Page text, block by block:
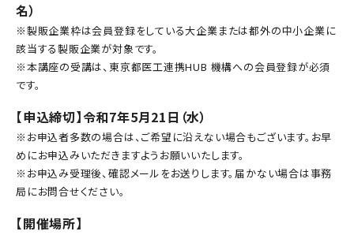
名）
※製販企業枠は会員登録をしている大企業または都外の中小企業に
該当する製販企業が対象です。
※本講座の受講は、東京都医工連携HUB 機構への会員登録が必須
です。
【申込締切】令和7年5月21日（水）
※お申込者多数の場合は、ご希望に沿えない場合もございます。お早
めにお申込みいただきますようお願いいたします。
※お申込み受理後、確認メールをお送りします。届かない場合は事務
局にお問合せください。
【開催場所】